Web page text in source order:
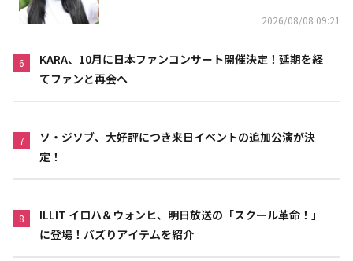
2026/08/08 09:21
6
KARA、10月に日本ファンコンサート開催決定！延期を経
てファンと再会へ
7
ソ・ジソブ、大好評につき来日イベントの追加公演が決
定！
8
ILLIT イロハ＆ウォンヒ、明日放送の「スクール革命！」
に登場！バズりアイテムを紹介